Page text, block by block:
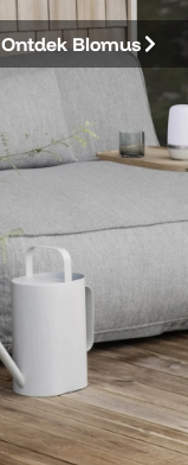
Ontdek Blomus